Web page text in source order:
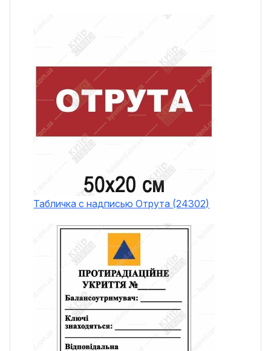
Табличка с надписью Отрута (24302)